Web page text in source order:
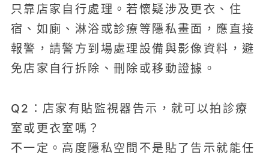
只靠店家自行處理。若懷疑涉及更衣、住
宿、如廁、淋浴或診療等隱私畫面，應直接
報警，請警方到場處理設備與影像資料，避
免店家自行拆除、刪除或移動證據。
Q2：店家有貼監視器告示，就可以拍診療
室或更衣室嗎？
不一定。高度隱私空間不是貼了告示就能任